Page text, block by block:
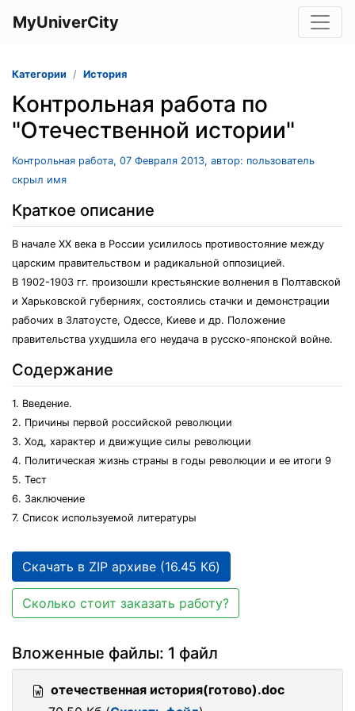
MyUniverCity
Категории История
Контрольная работа по
"Отечественной истории"
Контрольная работа, 07 Февраля 2013, автор: пользователь
скрыл имя
Краткое описание
В начале XX века в России усилилось противостояние между
царским правительством и радикальной оппозицией.
В 1902-1903 гг. произошли крестьянские волнения в Полтавской
и Харьковской губерниях, состоялись стачки и демонстрации
рабочих в Златоусте, Одессе, Киеве и др. Положение
правительства ухудшила его неудача в русско-японской войне.
Содержание
1. Введение.
2. Причины первой российской революции
3. Ход, характер и движущие силы революции
4. Политическая жизнь страны в годы революции и ее итоги 9
5. Тест
6. Заключение
7. Список используемой литературы
Скачать в ZIP архиве (16.45 Кб)
Сколько стоит заказать работу?
Вложенные файлы: 1 файл
отечественная история(готово).doc